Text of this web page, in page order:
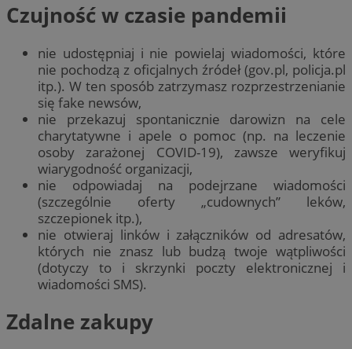
Czujność w czasie pandemii
nie udostępniaj i nie powielaj wiadomości, które
nie pochodzą z oficjalnych źródeł (gov.pl, policja.pl
itp.). W ten sposób zatrzymasz rozprzestrzenianie
się fake newsów,
nie przekazuj spontanicznie darowizn na cele
charytatywne i apele o pomoc (np. na leczenie
osoby zarażonej COVID-19), zawsze weryfikuj
wiarygodność organizacji,
nie odpowiadaj na podejrzane wiadomości
(szczególnie oferty „cudownych” leków,
szczepionek itp.),
nie otwieraj linków i załączników od adresatów,
których nie znasz lub budzą twoje wątpliwości
(dotyczy to i skrzynki poczty elektronicznej i
wiadomości SMS).
Zdalne zakupy